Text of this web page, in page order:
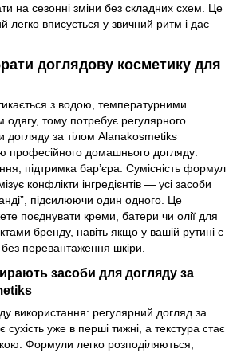
на сезонні зміни без складних схем. Це
легко вписується у звичний ритм і дає
доглядову косметику для
з водою, температурними
тому потребує регулярного
догляду за тілом Alanakosmetiks
професійного домашнього догляду:
підтримка бар’єра. Сумісність формул
конфлікти інгредієнтів — усі засоби
підсилюючи один одного. Це
поєднувати креми, батери чи олії для
бренду, навіть якщо у вашій рутині є
перевантаження шкіри.
засоби для догляду за
використання: регулярний догляд за
сухість уже в перші тижні, а текстура стає
Формули легко розподіляються,